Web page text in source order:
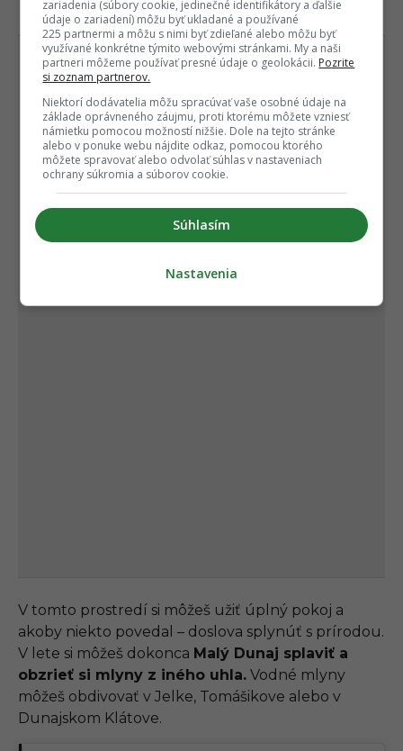
ČLÁNOK POKRAČUJE POD REKLAMOU
V tomto prostredí si môžeš užiť úplný pokoj a
akoby niekto povedal – doslova splynúť s prírodou.
V lete si môžeš dokonca Malý Dunaj splaviť a
obzrieť si mlyny z iného uhla. Vodné mlyny
môžeš obdivovať v Jelke, Tomášikove alebo v
Dunajskom Klátove.
zariadenia (súbory cookie, jedinečné identifikátory a ďalšie
údaje o zariadení) môžu byť ukladané a používané
225 partnermi a môžu s nimi byť zdieľané alebo môžu byť
využívané konkrétne týmito webovými stránkami. My a naši
partneri môžeme používať presné údaje o geolokácii. Pozrite
si zoznam partnerov.
Niektorí dodávatelia môžu spracúvať vaše osobné údaje na
základe oprávneného záujmu, proti ktorému môžete vzniesť
námietku pomocou možností nižšie. Dole na tejto stránke
alebo v ponuke webu nájdite odkaz, pomocou ktorého
môžete spravovať alebo odvolať súhlas v nastaveniach
ochrany súkromia a súborov cookie.
Súhlasím
Nastavenia